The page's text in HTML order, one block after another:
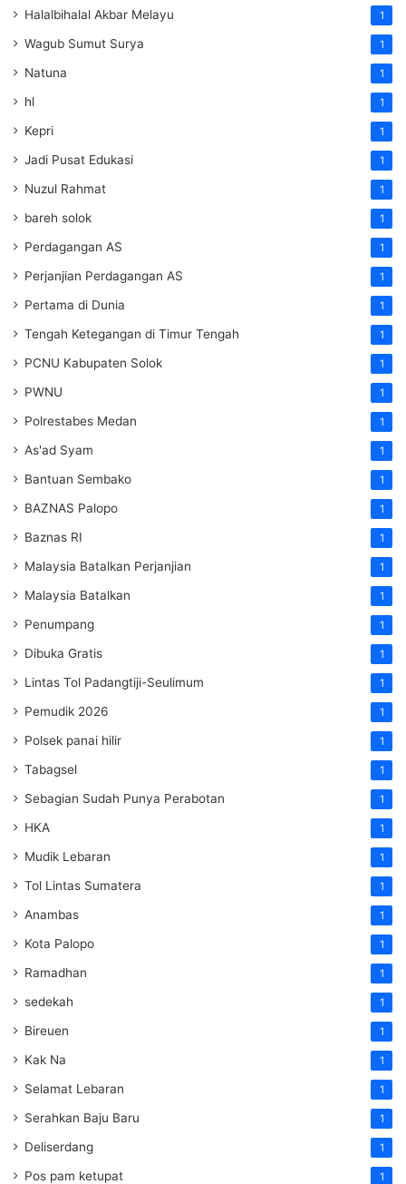
Halalbihalal Akbar Melayu 1
Wagub Sumut Surya 1
Natuna 1
hl 1
Kepri 1
Jadi Pusat Edukasi 1
Nuzul Rahmat 1
bareh solok 1
Perdagangan AS 1
Perjanjian Perdagangan AS 1
Pertama di Dunia 1
Tengah Ketegangan di Timur Tengah 1
PCNU Kabupaten Solok 1
PWNU 1
Polrestabes Medan 1
As'ad Syam 1
Bantuan Sembako 1
BAZNAS Palopo 1
Baznas RI 1
Malaysia Batalkan Perjanjian 1
Malaysia Batalkan 1
Penumpang 1
Dibuka Gratis 1
Lintas Tol Padangtiji-Seulimum 1
Pemudik 2026 1
Polsek panai hilir 1
Tabagsel 1
Sebagian Sudah Punya Perabotan 1
HKA 1
Mudik Lebaran 1
Tol Lintas Sumatera 1
Anambas 1
Kota Palopo 1
Ramadhan 1
sedekah 1
Bireuen 1
Kak Na 1
Selamat Lebaran 1
Serahkan Baju Baru 1
Deliserdang 1
Pos pam ketupat 1